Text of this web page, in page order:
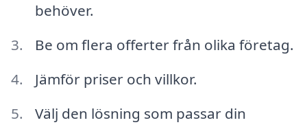
behöver.
Be om flera offerter från olika företag.
Jämför priser och villkor.
Välj den lösning som passar din